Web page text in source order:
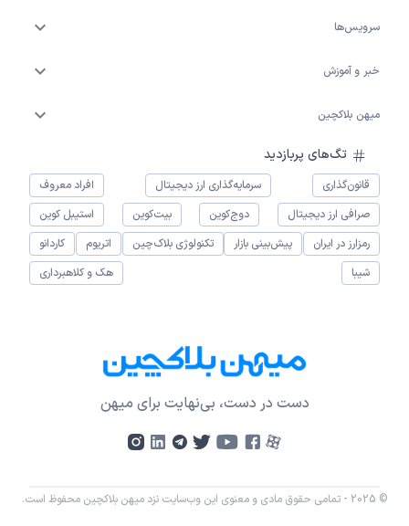
سرویس‌ها
خبر و آموزش
میهن بلاکچین
تگ‌های پربازدید
قانون‌گذاری سرمایه‌گذاری ارز دیجیتال
افراد معروف
صرافی ارز دیجیتال
دوج‌کوین بیت‌کوین
استیبل کوین
رمزارز در ایران
پیش‌بینی بازار تکنولوژی بلاک‌چین اتریوم
کاردانو
شیبا
هک و کلاهبرداری
دست در دست، بی‌نهایت برای میهن
© 2025 - تمامی حقوق مادی و معنوی این وب‌سایت نزد میهن بلاکچین محفوظ است.